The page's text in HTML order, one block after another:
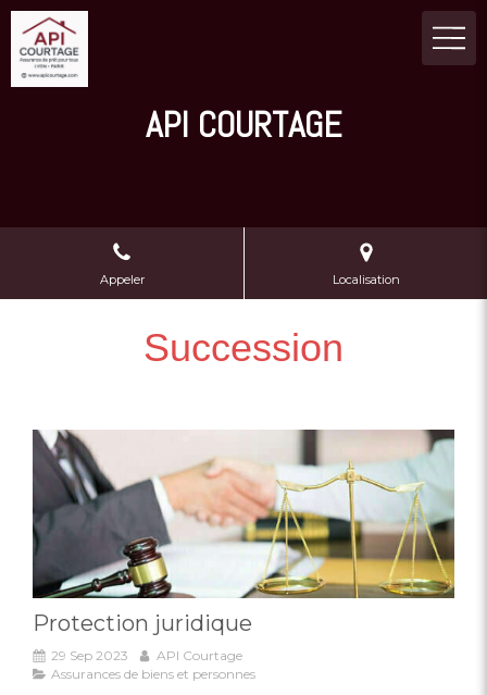
API COURTAGE
Appeler Localisation
Succession
Protection juridique
29 Sep 2023
API Courtage
Assurances de biens et personnes